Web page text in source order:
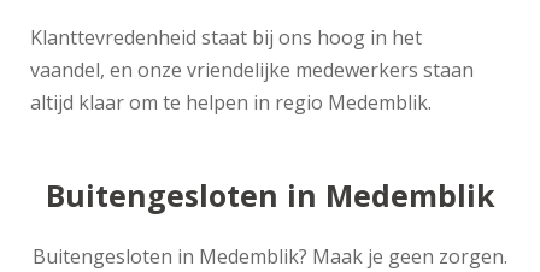
Klanttevredenheid staat bij ons hoog in het
vaandel, en onze vriendelijke medewerkers staan
altijd klaar om te helpen in regio Medemblik.
Buitengesloten in Medemblik
Buitengesloten in Medemblik? Maak je geen zorgen.